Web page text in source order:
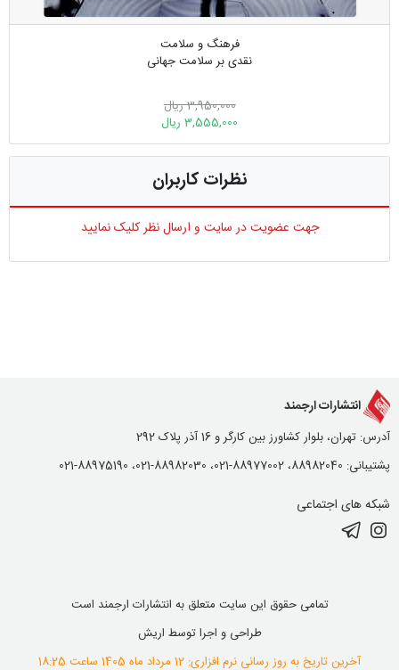
فرهنگ و سلامت
نقدی بر سلامت جهانی
3,950,000 ریال
3,555,000 ریال
نظرات کاربران
جهت عضویت در سایت و ارسال نظر کلیک نمایید
انتشارات ارجمند
آدرس: تهران، بلوار کشاورز بین کارگر و 16 آذر پلاک 292
پشتیبانی: 88982040، 88977002-021، 88982030-021، 88975190-021
شبکه های اجتماعی
تمامی حقوق این سایت متعلق به انتشارات ارجمند است
طراحی و اجرا توسط اریش
آخرین تاریخ به روز رسانی نرم افزاری: 12 مرداد ماه 1405 ساعت 18:25